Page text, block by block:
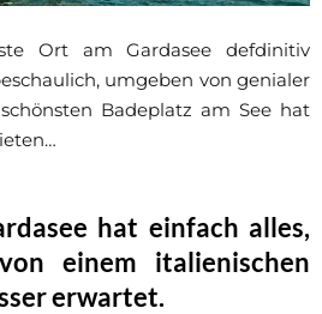
Ort am Gardasee defdinitiv
umgeben von genialer
Badeplatz am See hat
hat einfach alles,
einem italienischen
erwartet.